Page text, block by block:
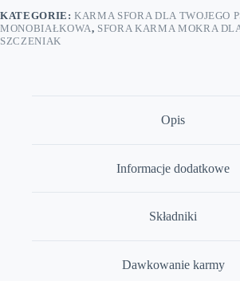
junior
400g
KATEGORIE:KARMA SFORA DLA TWOJEGO
MONOBIAŁKOWA, SFORA KARMA MOKRA
SZCZENIAK
Opis
Informacje dodatkowe
Składniki
Dawkowanie karmy